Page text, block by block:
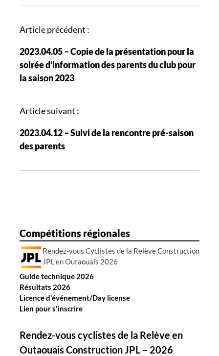
N
v
i
g
t
o
n
e
t
i
l
e
s
Article précédent :
2023.04.05 – Copie de la présentation pour la
soirée d’information des parents du club pour
la saison 2023
Article suivant :
2023.04.12 – Suivi de la rencontre pré-saison
des parents
Compétitions régionales
Rendez-vous Cyclistes de la Relève Construction
JPL en Outaouais 2026
Guide technique 2026
Résultats 2026
Licence d'événement/Day license
Lien pour s'inscrire
Rendez-vous cyclistes de la Relève en
Outaouais Construction JPL – 2026